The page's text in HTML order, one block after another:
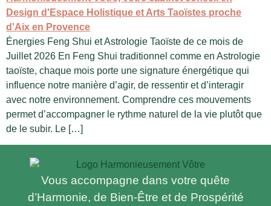
Énergies Feng Shui et Astrologie Taoïste de ce mois de
Juillet 2026 En Feng Shui traditionnel comme en Astrologie
taoïste, chaque mois porte une signature énergétique qui
influence notre manière d’agir, de ressentir et d’interagir
avec notre environnement. Comprendre ces mouvements
permet d’accompagner le rythme naturel de la vie plutôt que
de le subir. Le […]
Vous accompagne dans votre quête
d’Harmonie, de Bien-Être et de Prospérité